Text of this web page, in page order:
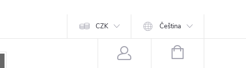
CZK Čeština
NÁKUPNÍ